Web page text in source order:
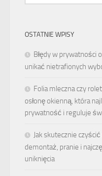
OSTATNIE WPISY
Błędy w prywatności
unikać nietrafionych
Folia mleczna czy
osłonę okienną, która
prywatność i reguluje
Jak skutecznie
demontaż, pranie i
uniknięcia